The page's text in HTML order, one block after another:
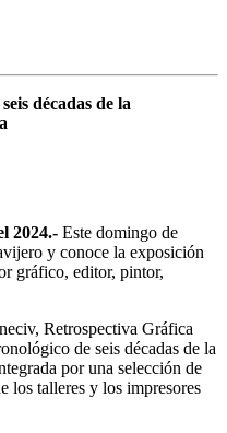
décadas de la
2024.- Este domingo de
y conoce la exposición
gráfico, editor, pintor,
Retrospectiva Gráfica
de seis décadas de la
por una selección de
los talleres y los impresores